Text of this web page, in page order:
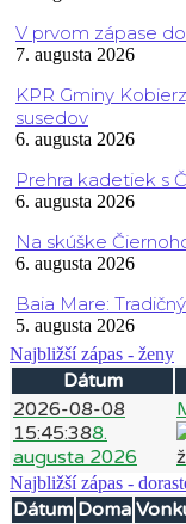
V prvom zápase
7. augusta 2026
KPR Gminy
susedov
6. augusta 2026
Prehra kadetiek s
6. augusta 2026
Na skúške
6. augusta 2026
Baia Mare:
5. augusta 2026
Najbližší zápas - ženy
Dátum
2026-08-08
15:45:388.
augusta 2026
Najbližší zápas -
Dátum Doma